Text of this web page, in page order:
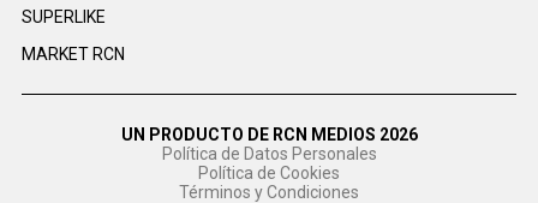
SUPERLIKE
MARKET RCN
UN PRODUCTO DE RCN MEDIOS 2026
Política de Datos Personales
Política de Cookies
Términos y Condiciones